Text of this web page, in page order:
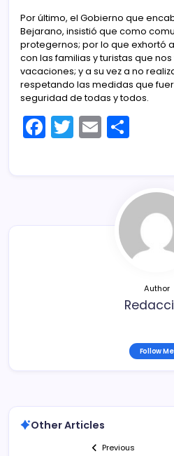
Por último, el Gobierno que
Bejarano, insistió que como
protegernos; por lo que exhortó
con las familias y turistas que
vacaciones; y a su vez a no
respetando las medidas que
seguridad de todas y todos.
F
a
T
w
E
m
p
ar
tir
Author
Follow Me
Other Articles
Previous